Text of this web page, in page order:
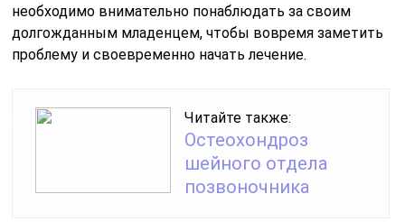
необходимо внимательно понаблюдать за своим
долгожданным младенцем, чтобы вовремя заметить
проблему и своевременно начать лечение.
Читайте также:
Остеохондроз
шейного отдела
позвоночника